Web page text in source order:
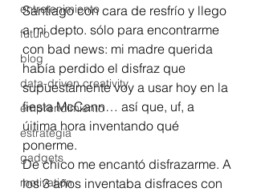
entretenimiento
futuro
blog
data-driven creativity
emprendimiento
estrategia
gadgets
motivation
Santiago con cara de resfrío y llego
a mi depto. sólo para encontrarme
con bad news: mi madre querida
había perdido el disfraz que
supuestamente voy a usar hoy en la
fiesta McCann… así que, uf, a
úitima hora inventando qué
ponerme.
De chico me encantó disfrazarme. A
los 3 años inventaba disfraces con